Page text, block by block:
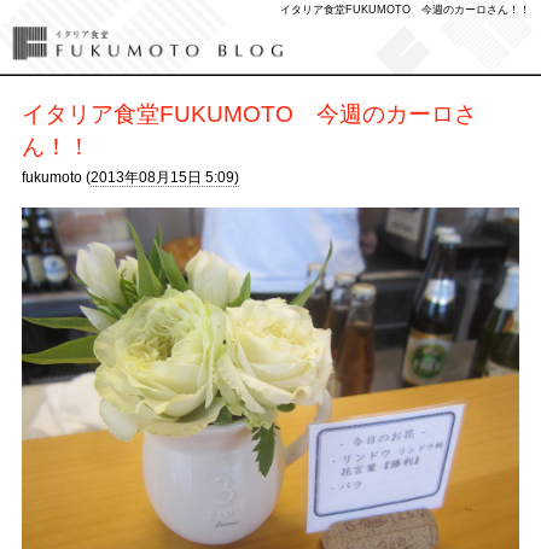
イタリア食堂FUKUMOTO 今週のカーロさん！！
イタリア食堂FUKUMOTO 今週のカーロさ
ん！！
fukumoto (2013年08月15日 5:09)